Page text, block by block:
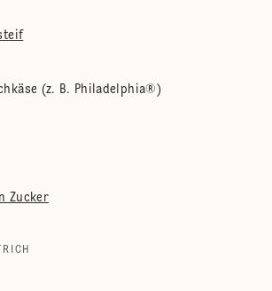
(z. B. Philadelphia®)
Zucker